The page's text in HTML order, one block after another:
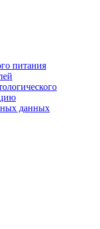
питания
данных